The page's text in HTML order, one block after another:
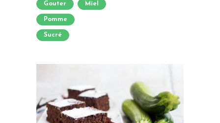
Gouter Miel
Pomme
Sucré